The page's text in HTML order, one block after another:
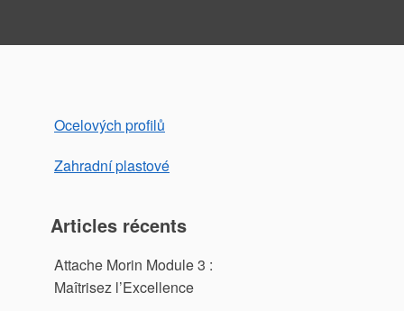
Ocelových profilů
Zahradní plastové
Articles récents
Attache Morin Module 3 :
Maîtrisez l’Excellence